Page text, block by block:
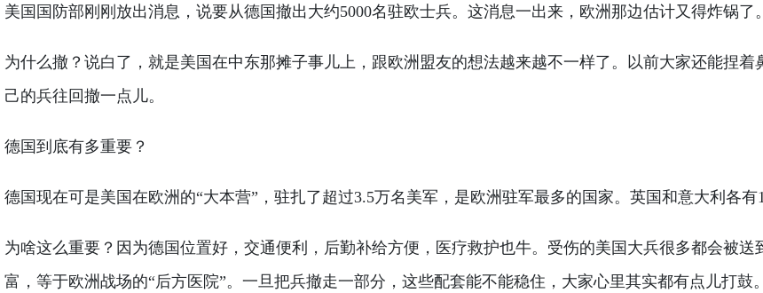
美国国防部刚刚放出消息，说要从德国撤出大约5000名驻欧士兵。这消息一出来，欧洲那边估计又得炸锅了。
为什么撤？说白了，就是美国在中东那摊子事儿上，跟欧洲盟友的想法越来越不一样了。以前大家还能捏
己的兵往回撤一点儿。
德国到底有多重要？
德国现在可是美国在欧洲的“大本营”，驻扎了超过3.5万名美军，是欧洲驻军最多的国家。英国和意大利各有
为啥这么重要？因为德国位置好，交通便利，后勤补给方便，医疗救护也牛。受伤的美国大兵很多都会被
富，等于欧洲战场的“后方医院”。一旦把兵撤走一部分，这些配套能不能稳住，大家心里其实都有点儿打鼓。